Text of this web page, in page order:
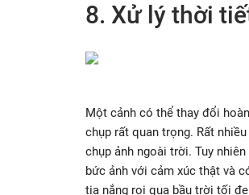
8. Xử lý thời
Một cảnh có thể thay đổi
chụp rất quan trọng. Rất
chụp ảnh ngoài trời. Tuy
bức ảnh với cảm xúc thật và
tia nắng rọi qua bầu trời tối